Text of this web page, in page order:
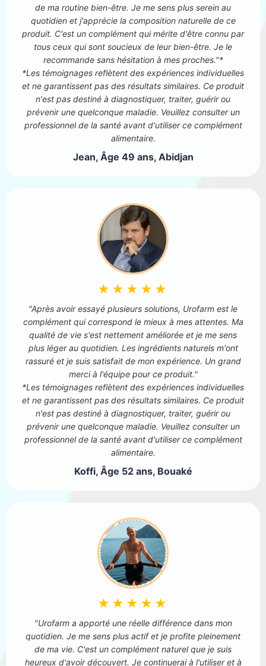
de ma routine bien-être. Je me sens plus serein au
quotidien et j'apprécie la composition naturelle de ce
produit. C'est un complément qui mérite d'être connu par
tous ceux qui sont soucieux de leur bien-être. Je le
recommande sans hésitation à mes proches."*
*Les témoignages reflètent des expériences individuelles
et ne garantissent pas des résultats similaires. Ce produit
n'est pas destiné à diagnostiquer, traiter, guérir ou
prévenir une quelconque maladie. Veuillez consulter un
professionnel de la santé avant d'utiliser ce complément
alimentaire.
Jean, Âge 49 ans, Abidjan
★★★★★
"Après avoir essayé plusieurs solutions, Urofarm est le
complément qui correspond le mieux à mes attentes. Ma
qualité de vie s'est nettement améliorée et je me sens
plus léger au quotidien. Les ingrédients naturels m'ont
rassuré et je suis satisfait de mon expérience. Un grand
merci à l'équipe pour ce produit."
*Les témoignages reflètent des expériences individuelles
et ne garantissent pas des résultats similaires. Ce produit
n'est pas destiné à diagnostiquer, traiter, guérir ou
prévenir une quelconque maladie. Veuillez consulter un
professionnel de la santé avant d'utiliser ce complément
alimentaire.
Koffi, Âge 52 ans, Bouaké
★★★★★
"Urofarm a apporté une réelle différence dans mon
quotidien. Je me sens plus actif et je profite pleinement
de ma vie. C'est un complément naturel que je suis
heureux d'avoir découvert. Je continuerai à l'utiliser et à